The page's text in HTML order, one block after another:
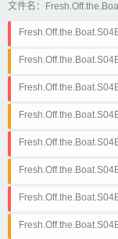
文件名：
ss
rt
ss
rt